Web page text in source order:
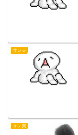
サレ夫
サレ夫